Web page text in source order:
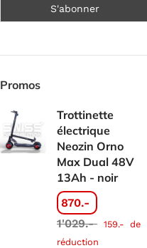
Promos
Trottinette
électrique
Neozin Orno
Max Dual 48V
13Ah - noir
870.-
1'029.- 159.- de
réduction